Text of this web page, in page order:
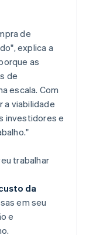
de
explica a
as
de
escala. Com
a viabilidade
investidores e
trabalhar
da
em seu
e